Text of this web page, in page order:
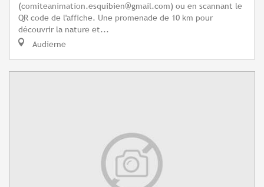
(comiteanimation.esquibien@gmail.com) ou en scannant le
QR code de l'affiche. Une promenade de 10 km pour
découvrir la nature et...
Audierne